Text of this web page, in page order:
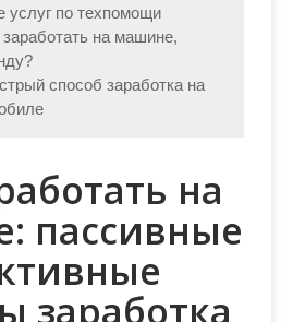
услуг по техпомощи
на машине,
способ заработка на
на
пассивные
заработка